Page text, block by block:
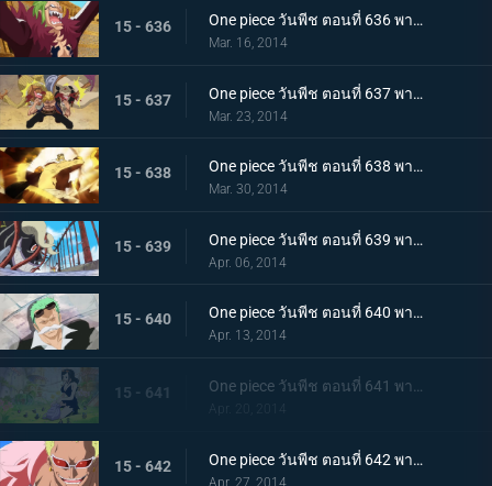
15 - 636 One piece วันพีช ตอนที่ 636 พากย์ไทย ชูเปอร์โนวา! บาร์โธโลมีโอ มนุษย์กินคน
Mar. 16, 2014
15 - 637 One piece วันพีช ตอนที่ 637 พากย์ไทย การฟาดฟันของเหล่านักสู้! บล็อก B ลุกเป็นไฟ!
Mar. 23, 2014
15 - 638 One piece วันพีช ตอนที่ 638 พากย์ไทย ไม้ตายหมัดเดียวจอด! คิงพันช์ที่แสนน่ากลัว
Mar. 30, 2014
15 - 639 One piece วันพีช ตอนที่ 639 พากย์ไทย ปลานักสู้โจมตี! ทะลวงฝ่าสะพานแห่งความตายไปซะ
Apr. 06, 2014
15 - 640 One piece วันพีช ตอนที่ 640 พากย์ไทย ผจญภัย! กรีนบิท เกาะแห่งเหล่าภูติ
Apr. 13, 2014
15 - 641
Apr. 20, 2014
15 - 642 One piece วันพีช ตอนที่ 642 พากย์ไทย อุบายแห่งศตวรรษ!! โดฟลามิงโก้เริ่มเคลื่อนไหว!
Apr. 27, 2014